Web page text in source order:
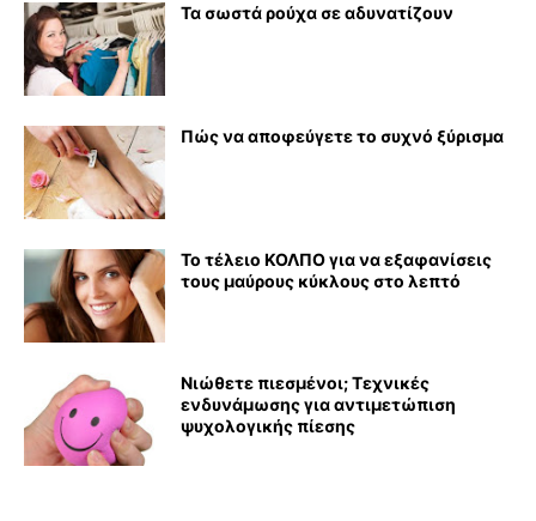
Τα σωστά ρούχα σε αδυνατίζουν
Πώς να αποφεύγετε το συχνό ξύρισμα
Το τέλειο ΚΟΛΠΟ για να εξαφανίσεις
τους μαύρους κύκλους στο λεπτό
Νιώθετε πιεσμένοι; Τεχνικές
ενδυνάμωσης για αντιμετώπιση
ψυχολογικής πίεσης